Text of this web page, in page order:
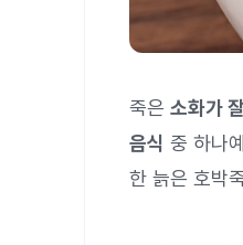
죽은 소화가
음식 중 하나
한 늙은 호박